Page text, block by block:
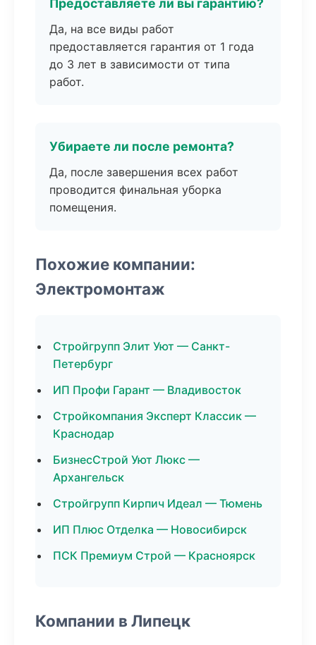
Предоставляете ли вы гарантию?
Да, на все виды работ
предоставляется гарантия от 1 года
до 3 лет в зависимости от типа
работ.
Убираете ли после ремонта?
Да, после завершения всех работ
проводится финальная уборка
помещения.
Похожие компании:
Электромонтаж
Стройгрупп Элит Уют — Санкт-
Петербург
ИП Профи Гарант — Владивосток
Стройкомпания Эксперт Классик —
Краснодар
БизнесСтрой Уют Люкс —
Архангельск
Стройгрупп Кирпич Идеал — Тюмень
ИП Плюс Отделка — Новосибирск
ПСК Премиум Строй — Красноярск
Компании в Липецк